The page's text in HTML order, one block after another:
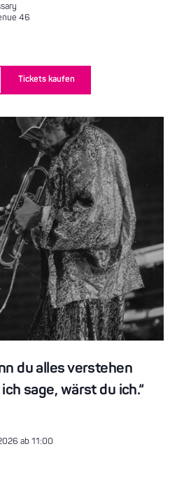
46
Tickets kaufen
du alles verstehen
sage, wärst du ich.“
ab 11:00